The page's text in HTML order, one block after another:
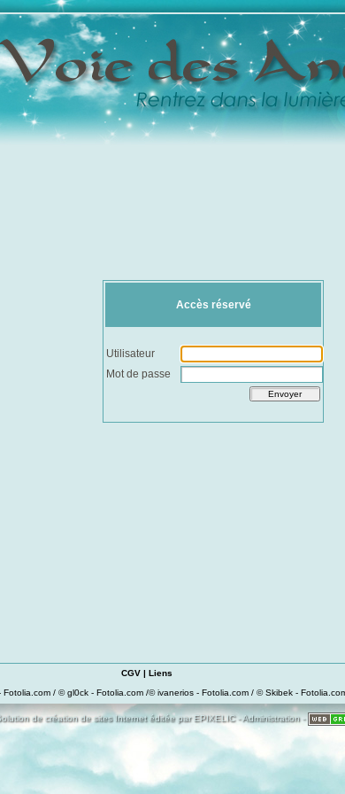
Accès réservé
Utilisateur
Mot de passe
CGV | Liens
Fotolia.com / © gl0ck - Fotolia.com /© ivanerios - Fotolia.com / © Skibek -
de création de sites Internet éditée par EPIXELIC- Administration-